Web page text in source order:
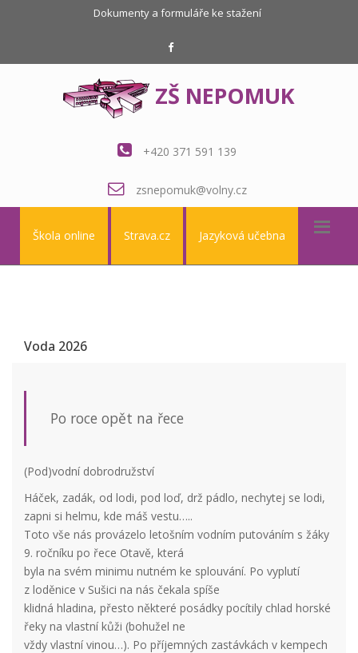
Dokumenty a formuláře ke stažení
ZŠ NEPOMUK
+420 371 591 139
zsnepomuk@volny.cz
Škola online Strava.cz Jazyková učebna
Voda 2026
Po roce opět na řece
(Pod)vodní dobrodružství
Háček, zadák, od lodi, pod loď, drž pádlo, nechytej se lodi,
zapni si helmu, kde máš vestu…..
Toto vše nás provázelo letošním vodním putováním s žáky
9. ročníku po řece Otavě, která
byla na svém minimu nutném ke splouvání. Po vyplutí
z loděnice v Sušici na nás čekala spíše
klidná hladina, přesto některé posádky pocítily chlad horské
řeky na vlastní kůži (bohužel ne
vždy vlastní vinou…). Po příjemných zastávkách v kempech